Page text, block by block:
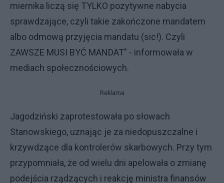
miernika liczą się TYLKO pozytywne nabycia
sprawdzające, czyli takie zakończone mandatem
albo odmową przyjęcia mandatu (sic!). Czyli
ZAWSZE MUSI BYĆ MANDAT" - informowała w
mediach społecznościowych.
Reklama
Jagodziński zaprotestowała po słowach
Stanowskiego, uznając je za niedopuszczalne i
krzywdzące dla kontrolerów skarbowych. Przy tym
przypomniała, że od wielu dni apelowała o zmianę
podejścia rządzących i reakcję ministra finansów